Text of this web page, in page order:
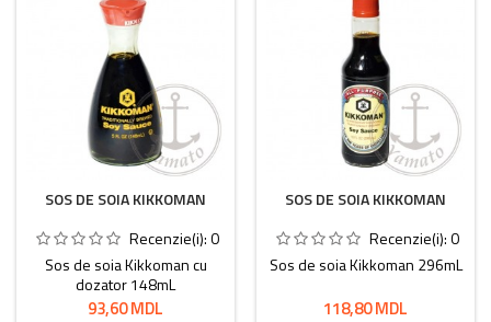
SOS DE SOIA KIKKOMAN
Recenzie(i):0
Sos de soia Kikkoman cu
dozator 148mL
Preț
93,60 MDL
SOS DE SOIA KIKKOMAN
Recenzie(i):0
Sos de soia Kikkoman 296mL
Preț
118,80 MDL